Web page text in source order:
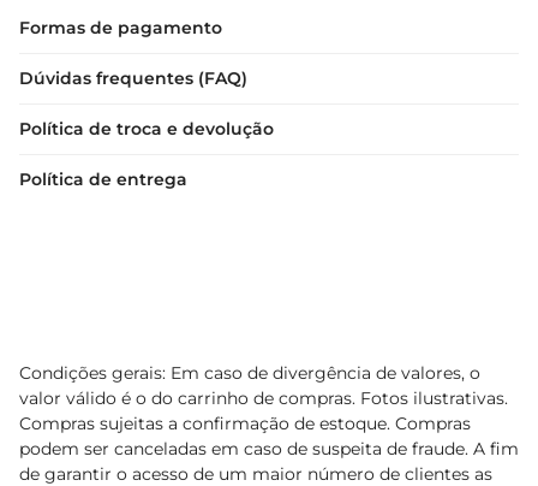
Formas de pagamento
Dúvidas frequentes (FAQ)
Política de troca e devolução
Política de entrega
Condições gerais: Em caso de divergência de valores, o
valor válido é o do carrinho de compras. Fotos ilustrativas.
Compras sujeitas a confirmação de estoque. Compras
podem ser canceladas em caso de suspeita de fraude. A fim
de garantir o acesso de um maior número de clientes as